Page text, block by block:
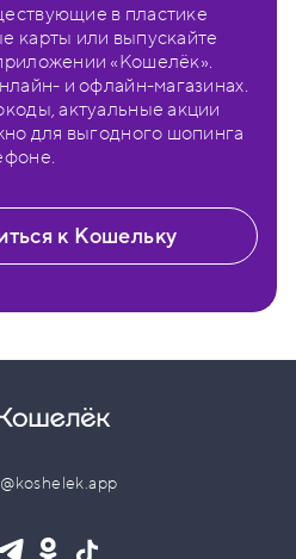
в пластике
карты или выпускайте
«Кошелёк».
и офлайн-магазинах.
актуальные акции
для выгодного шопинга
к Кошельку